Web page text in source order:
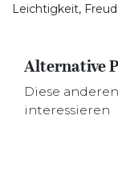
Leichtigkeit,
Alternative
Diese
interessieren